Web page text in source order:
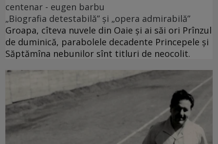
centenar - eugen barbu
„Biografia detestabilă” și „opera admirabilă”
Groapa, cîteva nuvele din Oaie și ai săi ori Prînzul
de duminică, parabolele decadente Princepele și
Săptămîna nebunilor sînt titluri de neocolit.